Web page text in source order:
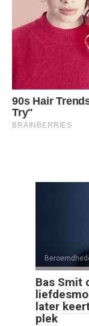
Bas Smit
later
plek